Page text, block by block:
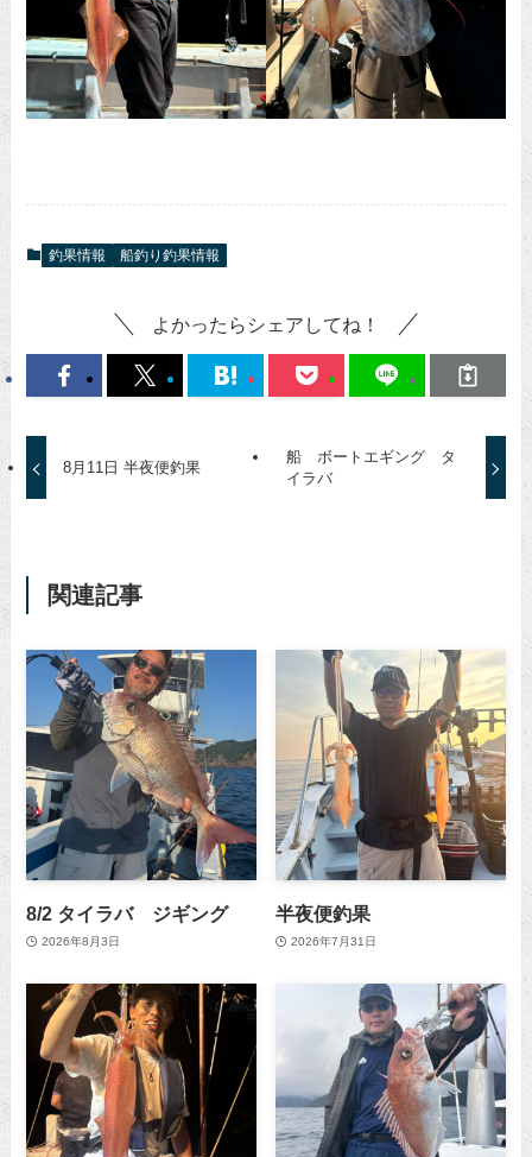
釣果情報 船釣り釣果情報
よかったらシェアしてね！
8月11日 半夜便釣果
船 ボートエギング タ
イラバ
関連記事
8/2 タイラバ ジギング
2026年8月3日
半夜便釣果
2026年7月31日